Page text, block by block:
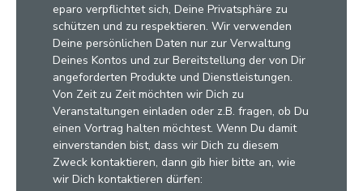
eparo verpflichtet sich, Deine Privatsphäre zu
schützen und zu respektieren. Wir verwenden
Deine persönlichen Daten nur zur Verwaltung
Deines Kontos und zur Bereitstellung der von Dir
angeforderten Produkte und Dienstleistungen.
Von Zeit zu Zeit möchten wir Dich zu
Veranstaltungen einladen oder z.B. fragen, ob Du
einen Vortrag halten möchtest. Wenn Du damit
einverstanden bist, dass wir Dich zu diesem
Zweck kontaktieren, dann gib hier bitte an, wie
wir Dich kontaktieren dürfen: